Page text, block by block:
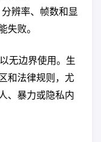
辨率、帧数和显
失败。
无边界使用。生
和法律规则，尤
、暴力或隐私内